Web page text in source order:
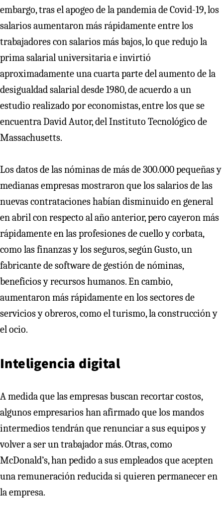
embargo, tras el apogeo de la pandemia de Covid-19, los
salarios aumentaron más rápidamente entre los
trabajadores con salarios más bajos, lo que redujo la
prima salarial universitaria e invirtió
aproximadamente una cuarta parte del aumento de la
desigualdad salarial desde 1980, de acuerdo a un
estudio realizado por economistas, entre los que se
encuentra David Autor, del Instituto Tecnológico de
Massachusetts.
Los datos de las nóminas de más de 300.000 pequeñas y
medianas empresas mostraron que los salarios de las
nuevas contrataciones habían disminuido en general
en abril con respecto al año anterior, pero cayeron más
rápidamente en las profesiones de cuello y corbata,
como las finanzas y los seguros, según Gusto, un
fabricante de software de gestión de nóminas,
beneficios y recursos humanos. En cambio,
aumentaron más rápidamente en los sectores de
servicios y obreros, como el turismo, la construcción y
el ocio.
Inteligencia digital
A medida que las empresas buscan recortar costos,
algunos empresarios han afirmado que los mandos
intermedios tendrán que renunciar a sus equipos y
volver a ser un trabajador más. Otras, como
McDonald’s, han pedido a sus empleados que acepten
una remuneración reducida si quieren permanecer en
la empresa.